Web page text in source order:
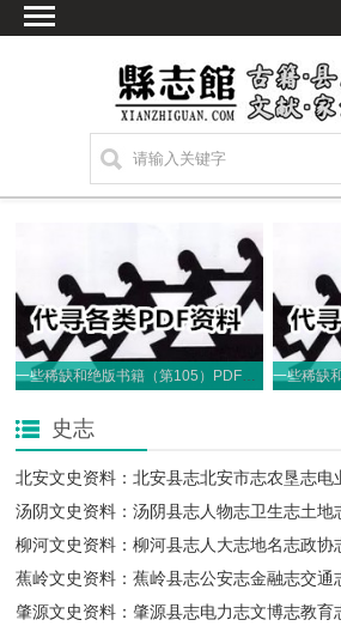
考古
新编方志
联系方式
史志
一些稀缺和绝版书籍（第105）PDF电子版
一些稀缺和绝版书籍（第103）PDF电子版